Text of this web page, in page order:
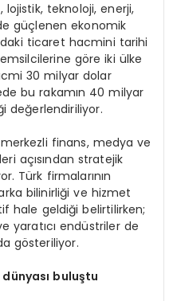
lojistik, teknoloji, enerji,
güçlenen ekonomik
ticaret hacmini tarihi
göre iki ülke
30 milyar dolar
bu rakamın 40 milyar
değerlendiriliyor.
finans, medya ve
açısından stratejik
Türk firmalarının
bilinirliği ve hizmet
hale geldiği belirtilirken;
yaratıcı endüstriler de
gösteriliyor.
buluştu